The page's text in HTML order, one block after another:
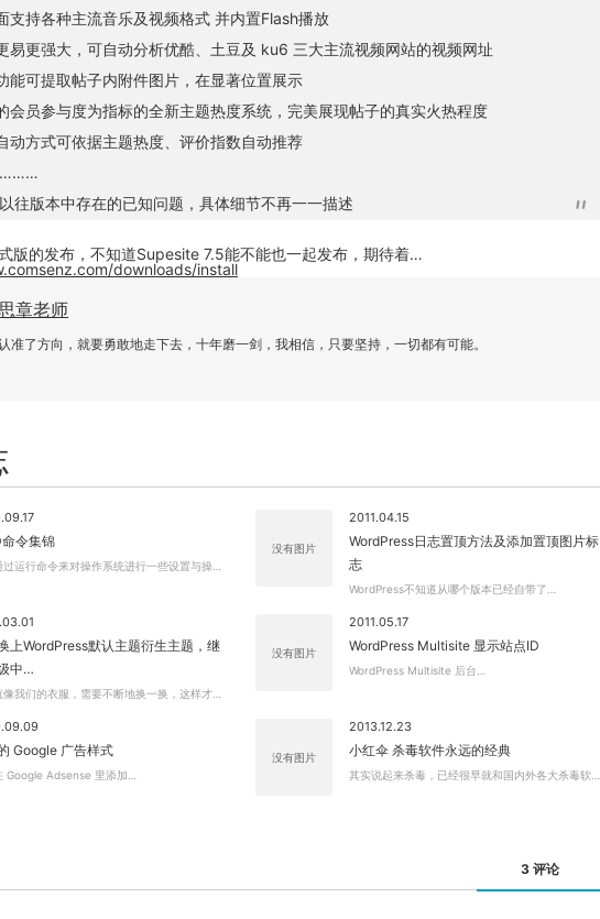
支持各种主流音乐及视频格式 并内置Flash播放
易更强大，可自动分析优酷、土豆及 ku6 三大主流视频网站的视频网址
能可提取帖子内附件图片，在显著位置展示
会员参与度为指标的全新主题热度系统，完美展现帖子的真实火热程度
动方式可依据主题热度、评价指数自动推荐
往版本中存在的已知问题，具体细节不再一一描述
版的发布，不知道Supesite 7.5能不能也一起发布，期待着…
downloads/install
思章老师
准了方向，就要勇敢地走下去，十年磨一剑，我相信，只要坚持，一切都有可能。
令集锦
过运行命令来对操作系统进行一些设置与操…
没有图片
2011.04.15
WordPress日志置顶方法及添加置顶图片标
志
WordPress不知道从哪个版本已经自带了…
上WordPress默认主题衍生主题，继
中…
像我们的衣服，需要不断地换一换，这样才…
没有图片
2011.05.17
WordPress Multisite 显示站点ID
WordPress Multisite 后台…
Google 广告样式
Google Adsense 里添加…
没有图片
2013.12.23
小红伞 杀毒软件永远的经典
其实说起来杀毒，已经很早就和国内外各大杀毒软…
3 评论